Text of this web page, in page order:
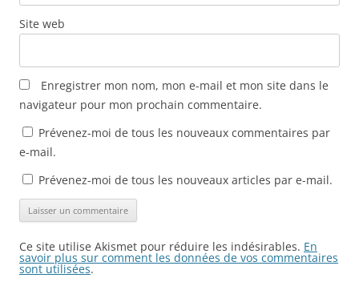
Site web
Enregistrer mon nom, mon e-mail et mon site dans le
navigateur pour mon prochain commentaire.
Prévenez-moi de tous les nouveaux commentaires par
e-mail.
Prévenez-moi de tous les nouveaux articles par e-mail.
Ce site utilise Akismet pour réduire les indésirables. En
savoir plus sur comment les données de vos commentaires
sont utilisées.